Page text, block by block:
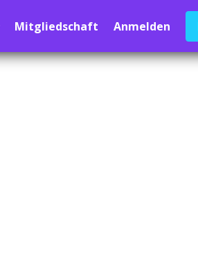
Mitgliedschaft Anmelden